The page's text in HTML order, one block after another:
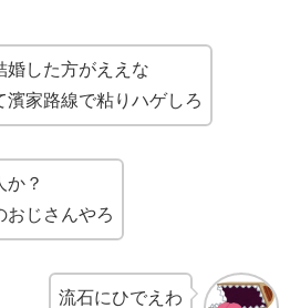
婚した方がええな
濱家路線で粘りハゲしろ
か？
おじさんやろ
流石にひでえわ